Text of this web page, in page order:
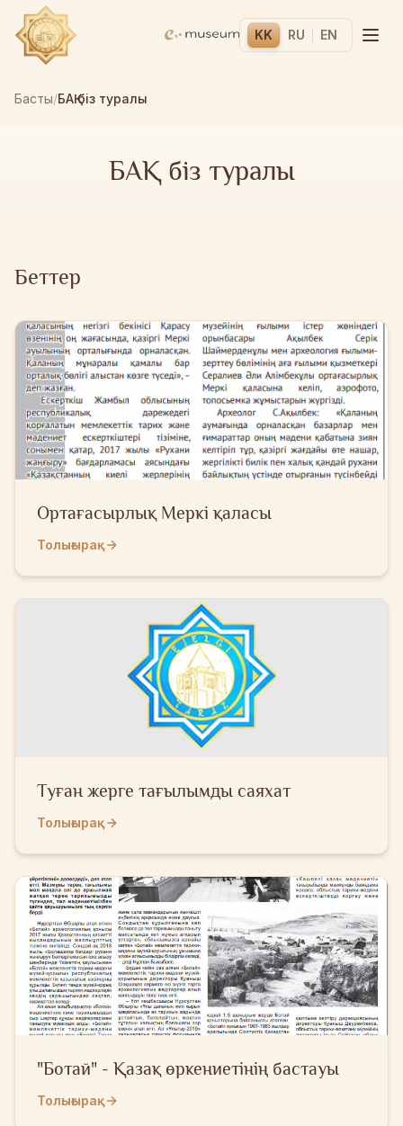
KK RU EN
Басты/БАҚ біз туралы
БАҚ біз туралы
Беттер
Ортағасырлық Меркі қаласы
Толығырақ
Туған жерге тағылымды саяхат
Толығырақ
"Ботай" - Қазақ өркениетінің бастауы
Толығырақ